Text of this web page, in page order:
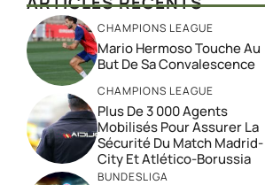
CHAMPIONS LEAGUE
Mario Hermoso Touche Au
But De Sa Convalescence
CHAMPIONS LEAGUE
Plus De 3 000 Agents
Mobilisés Pour Assurer La
Sécurité Du Match Madrid-
City Et Atlético-Borussia
BUNDESLIGA